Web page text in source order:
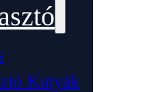
Kutyák